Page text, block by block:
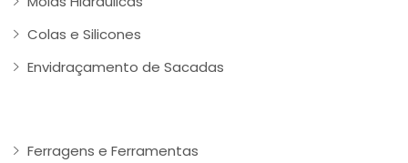
Colas e Silicones
Envidraçamento de Sacadas
Ferragens e Ferramentas